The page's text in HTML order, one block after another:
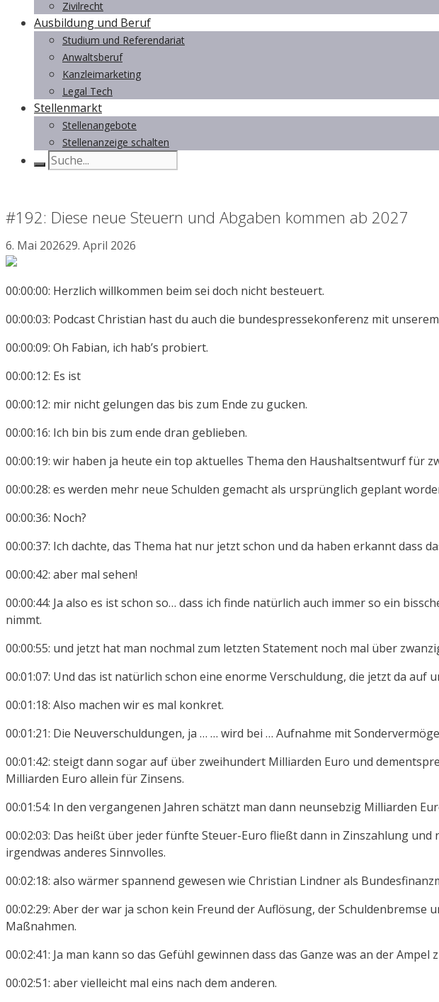
Zivilrecht
Ausbildung und Beruf
Studium und Referendariat
Anwaltsberuf
Kanzleimarketing
Legal Tech
Stellenmarkt
Stellenangebote
Stellenanzeige schalten
#192: Diese neue Steuern und Abgaben kommen ab 2027
6. Mai 202629. April 2026
00:00:00: Herzlich willkommen beim sei doch nicht besteuert.
00:00:03: Podcast Christian hast du auch die bundespressekonferenz mit
00:00:09: Oh Fabian, ich hab’s probiert.
00:00:12: Es ist
00:00:12: mir nicht gelungen das bis zum Ende zu gucken.
00:00:16: Ich bin bis zum ende dran geblieben.
00:00:19: wir haben ja heute ein top aktuelles Thema den Haushaltsentwurf für
00:00:28: es werden mehr neue Schulden gemacht als ursprünglich geplant
00:00:36: Noch?
00:00:37: Ich dachte, das Thema hat nur jetzt schon und da haben erkannt dass
00:00:42: aber mal sehen!
00:00:44: Ja also es ist schon so… dass ich finde natürlich auch immer so ein
nimmt.
00:00:55: und jetzt hat man nochmal zum letzten Statement noch mal über
00:01:07: Und das ist natürlich schon eine enorme Verschuldung, die jetzt da
00:01:18: Also machen wir es mal konkret.
00:01:21: Die Neuverschuldungen, ja … … wird bei … Aufnahme mit
00:01:42: steigt dann sogar auf über zweihundert Milliarden Euro und
Milliarden Euro allein für Zinsens.
00:01:54: In den vergangenen Jahren schätzt man dann neunsebzig Milliarden
00:02:03: Das heißt über jeder fünfte Steuer-Euro fließt dann in Zinszahlung
irgendwas anderes Sinnvolles.
00:02:18: also wärmer spannend gewesen wie Christian Lindner als
00:02:29: Aber der war ja schon kein Freund der Auflösung, der
Maßnahmen.
00:02:41: Ja man kann so das Gefühl gewinnen dass das Ganze was an der
00:02:51: aber vielleicht mal eins nach dem anderen.